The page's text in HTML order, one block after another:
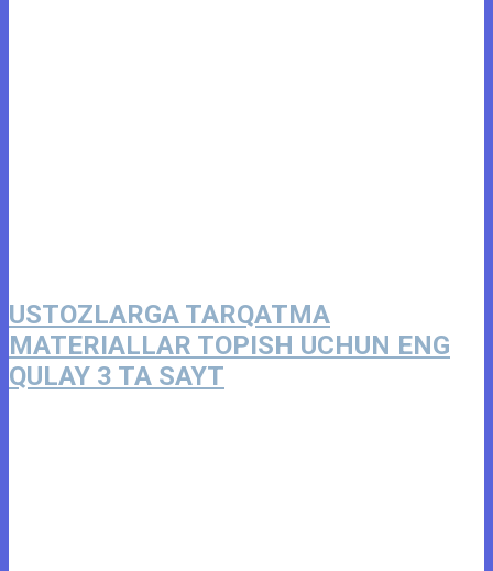
USTOZLARGA TARQATMA
MATERIALLAR TOPISH UCHUN ENG
QULAY 3 TA SAYT